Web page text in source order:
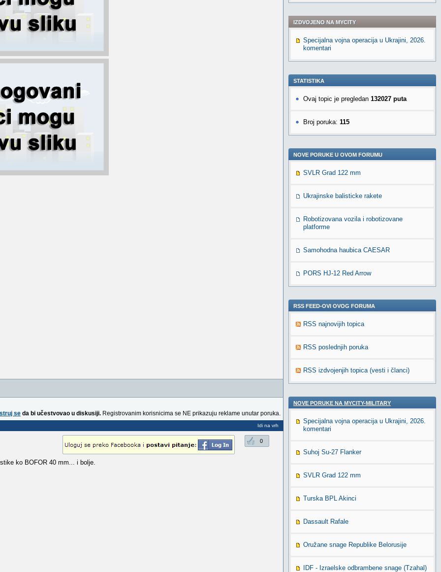
se da bi učestvovao u diskusiji. Registrovanim korisnicima se NE prikazuju reklame unutar poruka.
Idi na vrh
0
ko BOFOR 40 mm... i bolje.
IZDVOJENO NA MYCITY
Specijalna vojna operacija u Ukrajini, 2026.
komentari
STATISTIKA
Ovaj topic je pregledan 132027 puta
Broj poruka: 115
NOVE PORUKE U OVOM FORUMU
SVLR Grad 122 mm
Ukrajinske balisticke rakete
Robotizovana vozila i robotizovane
platforme
Samohodna haubica CAESAR
PORS HJ-12 Red Arrow
RSS FEED-OVI OVOG FORUMA
RSS najnovijih topica
RSS poslednjih poruka
RSS izdvojenjih topica (vesti i članci)
NOVE PORUKE NA MYCITY-MILITARY
Specijalna vojna operacija u Ukrajini, 2026.
komentari
Suhoj Su-27 Flanker
SVLR Grad 122 mm
Turska BPL Akinci
Dassault Rafale
Oružane snage Republike Belorusije
IDF - Izraelske odbrambene snage (Tzahal)